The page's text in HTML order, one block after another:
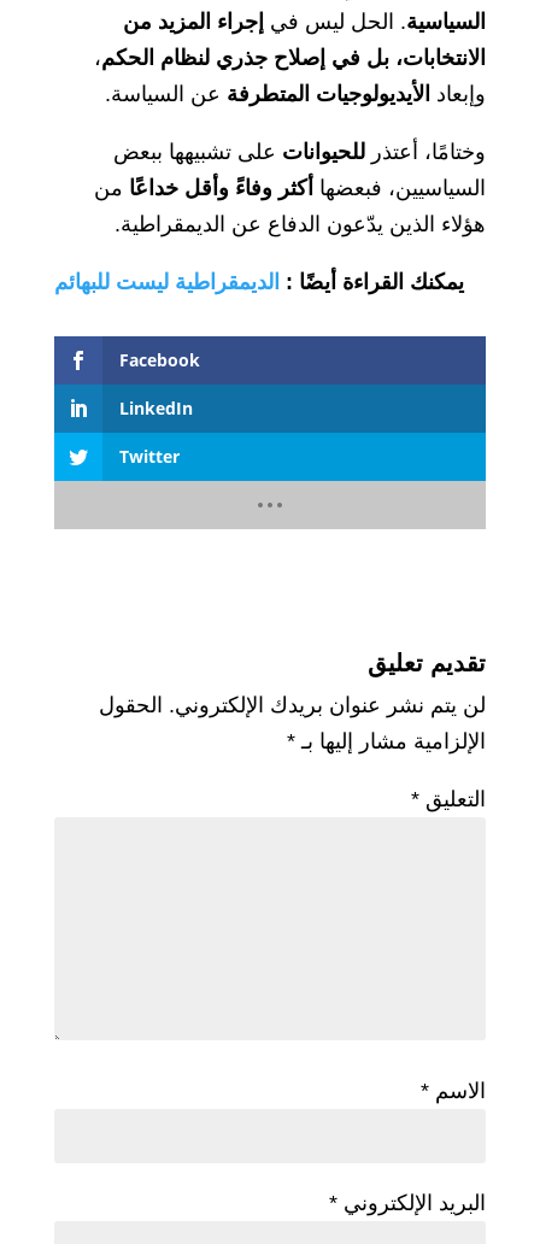
السياسية. الحل ليس في إجراء المزيد من
الانتخابات، بل في إصلاح جذري لنظام الحكم،
وإبعاد الأيديولوجيات المتطرفة عن السياسة.
وختامًا، أعتذر للحيوانات على تشبيهها ببعض
السياسيين، فبعضها أكثر وفاءً وأقل خداعًا من
هؤلاء الذين يدّعون الدفاع عن الديمقراطية.
يمكنك القراءة أيضًا : الديمقراطية ليست للبهائم
Facebook
LinkedIn
Twitter
تقديم تعليق
لن يتم نشر عنوان بريدك الإلكتروني. الحقول
الإلزامية مشار إليها بـ *
التعليق *
الاسم *
البريد الإلكتروني *